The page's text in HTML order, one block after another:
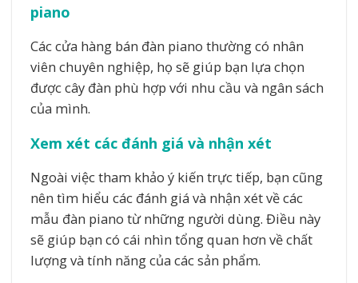
piano
Các cửa hàng bán đàn piano thường có nhân
viên chuyên nghiệp, họ sẽ giúp bạn lựa chọn
được cây đàn phù hợp với nhu cầu và ngân sách
của mình.
Xem xét các đánh giá và nhận xét
Ngoài việc tham khảo ý kiến trực tiếp, bạn cũng
nên tìm hiểu các đánh giá và nhận xét về các
mẫu đàn piano từ những người dùng. Điều này
sẽ giúp bạn có cái nhìn tổng quan hơn về chất
lượng và tính năng của các sản phẩm.